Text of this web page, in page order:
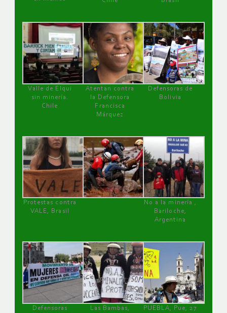
Valle de Elqui
sin minería.
Chile
Atentan contra
la Defensora
Francisca
Márquez
Defensoras de
Bolivia
Protestas contra
VALE, Brasil
No a la minería ,
Bariloche,
Argentina
Defensoras
Las Bambas,
PUEBLA, Pue, 27